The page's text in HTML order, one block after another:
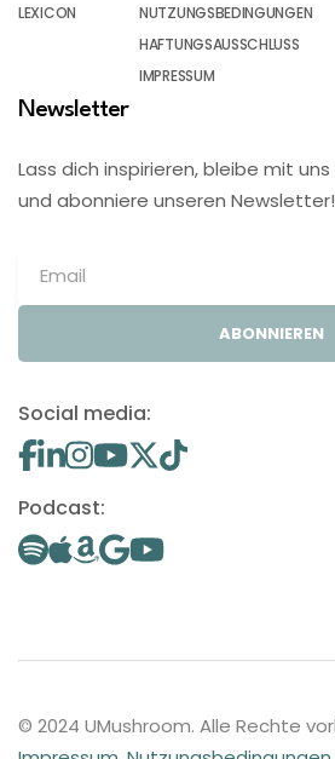
LEXICON
NUTZUNGSBEDINGUNGEN
HAFTUNGSAUSSCHLUSS
IMPRESSUM
Newsletter
Lass dich inspirieren, bleibe mit
und abonniere unseren Newsletter!
ABONNIEREN
Social media:
Podcast:
© 2024 UMushroom. Alle Rechte